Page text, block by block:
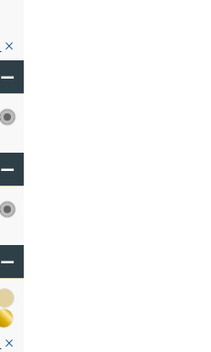
ー
ー
ー